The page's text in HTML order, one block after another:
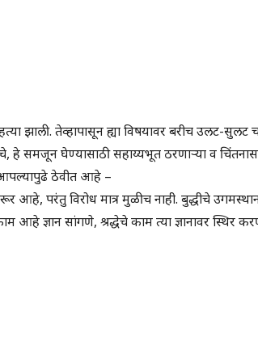
हत्या झाली. तेव्हापासून ह्या विषयावर बरीच उलट-
हे समजून घेण्यासाठी सहाय्यभूत ठरणाऱ्या व चिंतनास
आपल्यापुढे ठेवीत आहे –
आहे, परंतु विरोध मात्र मुळीच नाही. बुद्धीचे
आहे ज्ञान सांगणे, श्रद्धेचे काम त्या ज्ञानावर स्थिर